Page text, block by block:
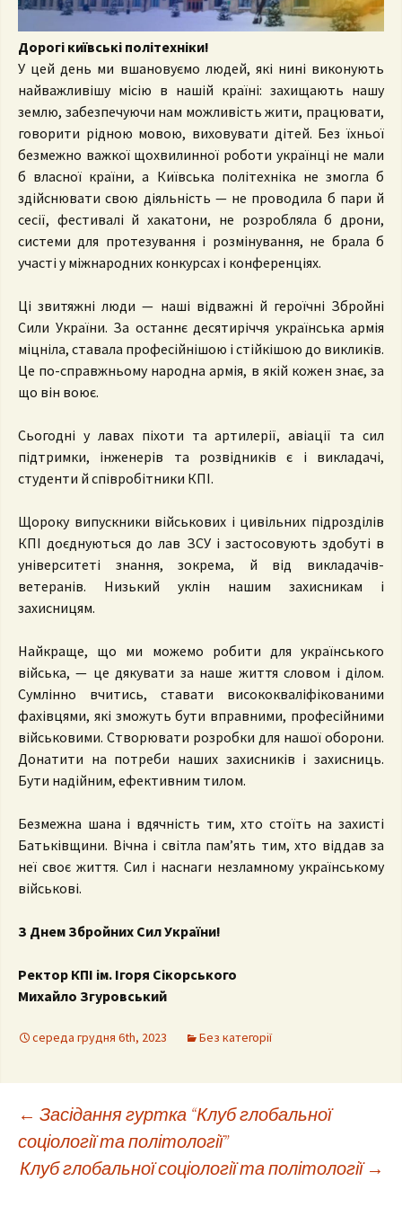
Дорогі київські політехніки!
У цей день ми вшановуємо людей, які нині виконують
найважливішу місію в нашій країні: захищають нашу
землю, забезпечуючи нам можливість жити, працювати,
говорити рідною мовою, виховувати дітей. Без їхньої
безмежно важкої щохвилинної роботи українці не мали
б власної країни, а Київська політехніка не змогла б
здійснювати свою діяльність — не проводила б пари й
сесії, фестивалі й хакатони, не розробляла б дрони,
системи для протезування і розмінування, не брала б
участі у міжнародних конкурсах і конференціях.
Ці звитяжні люди — наші відважні й героїчні Збройні
Сили України. За останнє десятиріччя українська армія
міцніла, ставала професійнішою і стійкішою до викликів.
Це по-справжньому народна армія, в якій кожен знає, за
що він воює.
Сьогодні у лавах піхоти та артилерії, авіації та сил
підтримки, інженерів та розвідників є і викладачі,
студенти й співробітники КПІ.
Щороку випускники військових і цивільних підрозділів
КПІ доєднуються до лав ЗСУ і застосовують здобуті в
університеті знання, зокрема, й від викладачів-
ветеранів. Низький уклін нашим захисникам і
захисницям.
Найкраще, що ми можемо робити для українського
війська, — це дякувати за наше життя словом і ділом.
Сумлінно вчитись, ставати висококваліфікованими
фахівцями, які зможуть бути вправними, професійними
військовими. Створювати розробки для нашої оборони.
Донатити на потреби наших захисників і захисниць.
Бути надійним, ефективним тилом.
Безмежна шана і вдячність тим, хто стоїть на захисті
Батьківщини. Вічна і світла памʼять тим, хто віддав за
неї своє життя. Сил і наснаги незламному українському
військові.
З Днем Збройних Сил України!
Ректор КПІ ім. Ігоря Сікорського
Михайло Згуровський
середа грудня 6th, 2023 Без категорії
Post
navigation
← Засідання гуртка “Клуб глобальної
соціології та політології”
Клуб глобальної соціології та політології →